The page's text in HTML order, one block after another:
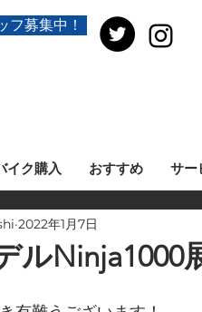
フ募集中！
イク購入 おすすめ サー
ルNinja1000
2022年1月7日